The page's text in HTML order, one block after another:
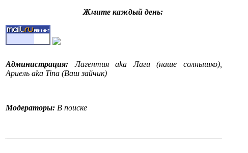
Жмите каждый день:
Администрация:
Лагентия aka Лаги (наше солнышко),
Ариель aka Tina (Ваш зайчик)
Модераторы: В поиске